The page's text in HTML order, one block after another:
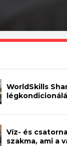
WorldSkills
Víz- és
szakma, ami a